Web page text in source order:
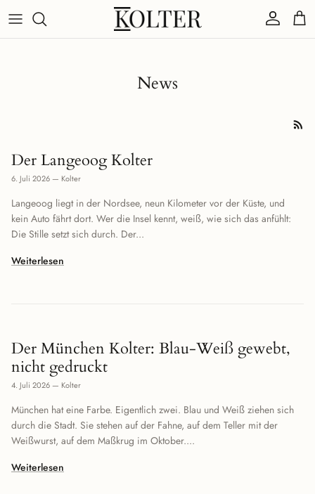
Konto
News
Der Langeoog Kolter
6. Juli 2026— Kolter
Langeoog liegt in der Nordsee, neun Kilometer vor der Küste, und
kein Auto fährt dort. Wer die Insel kennt, weiß, wie sich das anfühlt:
Die Stille setzt sich durch. Der...
Weiterlesen
Der München Kolter: Blau-Weiß gewebt,
nicht gedruckt
4. Juli 2026— Kolter
München hat eine Farbe. Eigentlich zwei. Blau und Weiß ziehen sich
durch die Stadt. Sie stehen auf der Fahne, auf dem Teller mit der
Weißwurst, auf dem Maßkrug im Oktober....
Weiterlesen